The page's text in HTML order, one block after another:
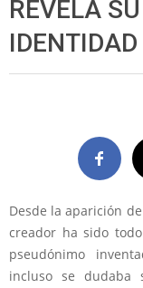
REVELA
IDENTIDAD
Desde la aparición de
creador ha sido
pseudónimo
incluso se dudaba